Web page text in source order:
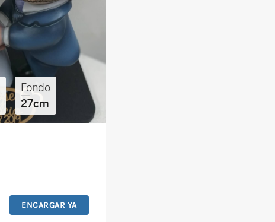
Fondo
27cm
ENCARGAR YA